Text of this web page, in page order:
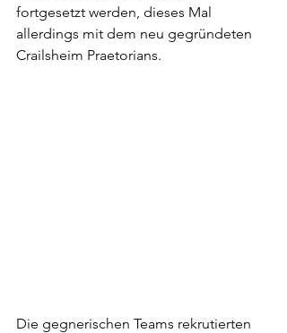
fortgesetzt werden, dieses Mal
allerdings mit dem neu gegründeten
Crailsheim Praetorians.
Die gegnerischen Teams rekrutierten